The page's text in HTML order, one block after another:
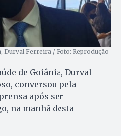
Durval Ferreira / Foto: Reprodução
de Goiânia, Durval
conversou pela
após ser
na manhã desta